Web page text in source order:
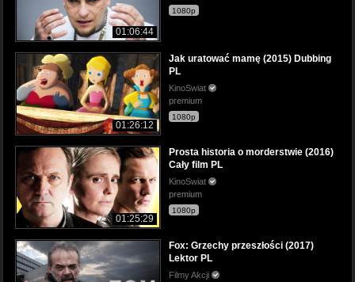
01:06:44
1080p
01:26:12
Jak uratować mamę (2015) Dubbing
PL
KinoSwiat
premium
1080p
01:25:29
Prosta historia o morderstwie (2016)
Cały film PL
KinoSwiat
premium
1080p
Fox: Grzechy przeszłości (2017)
Lektor PL
Filmy Akcji